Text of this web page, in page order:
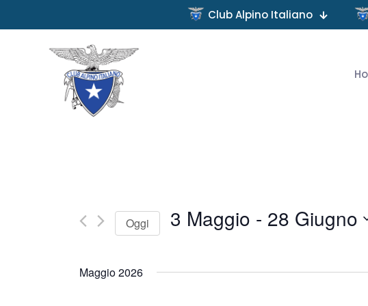
Club Alpino Italiano
Oggi 3 Maggio - 28 Giugno
la
Maggio 2026